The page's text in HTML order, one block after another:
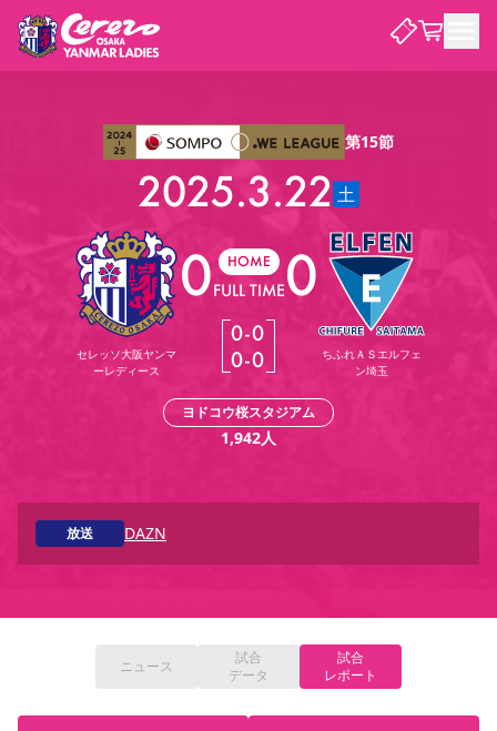
チームについて
選手・スタッフ スケジュール セレッソ大阪 アカデミー
チケット
チケット情報 価格・席種 シーズンシート
キッズ向けサービス
クラブを知る
セレッソ大阪ヤンマーレデ
ィースについて
シーズン記録
チケット イベント
第15節
2025.3.22 土
セレッソ大阪ヤンマ
ーレディース
0 HOME
FULL TIME0
0-0
0-0
ちふれＡＳエルフェ
ン埼玉
ヨドコウ桜スタジアム
1,942人
放送 DAZN
ニュース
試合
データ
試合
レポート